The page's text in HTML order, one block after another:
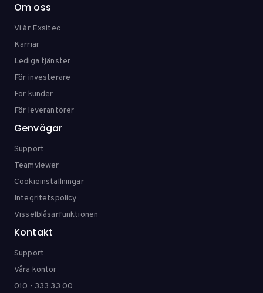
Om oss
Vi är Exsitec
Karriär
Lediga tjänster
För investerare
För kunder
För leverantörer
Genvägar
Support
Teamviewer
Cookieinställningar
Integritetspolicy
Visselblåsarfunktionen
Kontakt
Support
Våra kontor
010 - 333 33 00